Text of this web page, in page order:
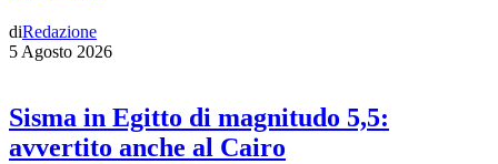
diRedazione
5 Agosto 2026
Sisma in Egitto di magnitudo 5,5:
avvertito anche al Cairo